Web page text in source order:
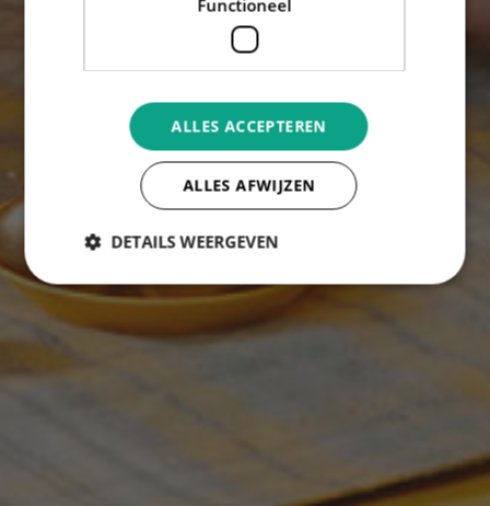
Functioneel
ALLES ACCEPTEREN
ALLES AFWIJZEN
DETAILS WEERGEVEN